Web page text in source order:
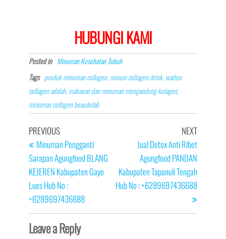
HUBUNGI KAMI
Posted in Minuman Kesehatan Tubuh
Tags produk minuman collagen, minum collagen drink, waiteu
collagen adalah, makanan dan minuman mengandung kolagen,
minuman collagen beaudelab
Post
navigation
Previous
Post
PREVIOUS
Minuman Pengganti
Sarapan Agungfood BLANG
KEJEREN Kabupaten Gayo
Lues Hub No :
+6289697436688
Next
Post
NEXT
Jual Detox Anti Ribet
Agungfood PANDAN
Kabupaten Tapanuli Tengah
Hub No : +6289697436688
Leave a Reply